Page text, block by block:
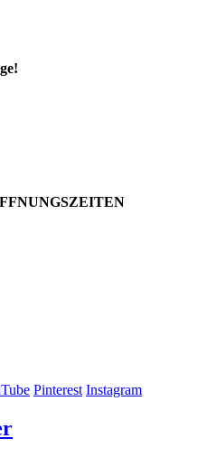
Pinterest Instagram